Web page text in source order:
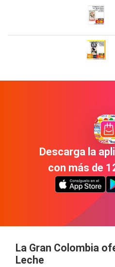
Descarga la
con más de
La Gran Colombia
Leche